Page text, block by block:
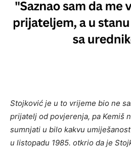
Stojković je u to vrijeme bio ne
prijatelj od povjerenja, pa Kemiš
sumnjati u bilo kakvu
u listopadu 1985. otkrio da je